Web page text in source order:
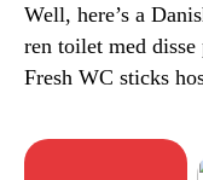
Well, here’s a
ren toilet med
Fresh WC sticks